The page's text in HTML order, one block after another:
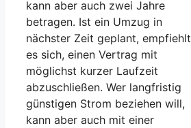
kann aber auch zwei Jahre
betragen. Ist ein Umzug in
nächster Zeit geplant, empfiehlt
es sich, einen Vertrag mit
möglichst kurzer Laufzeit
abzuschließen. Wer langfristig
günstigen Strom beziehen will,
kann aber auch mit einer